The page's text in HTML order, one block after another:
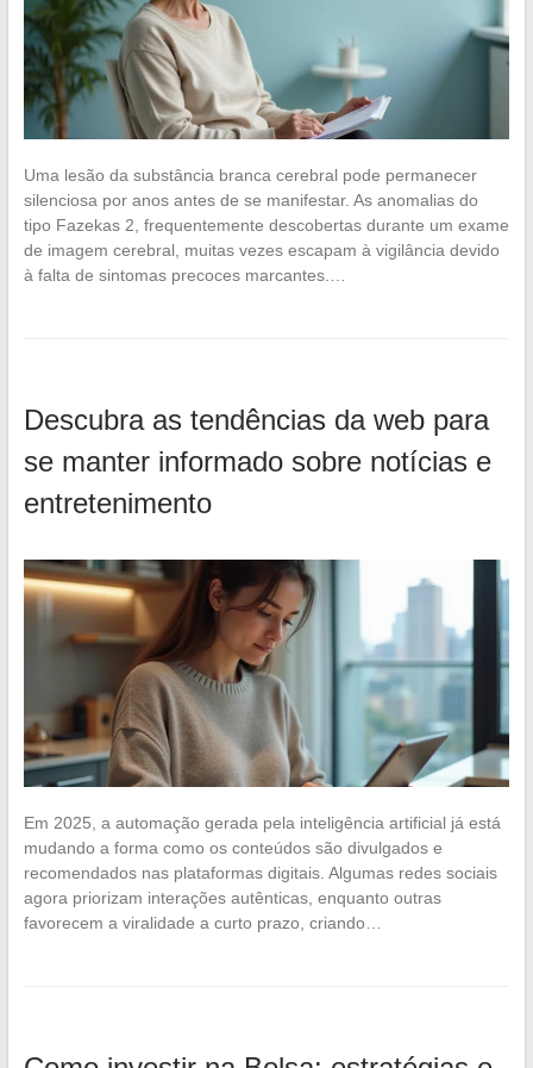
Uma lesão da substância branca cerebral pode permanecer
silenciosa por anos antes de se manifestar. As anomalias do
tipo Fazekas 2, frequentemente descobertas durante um exame
de imagem cerebral, muitas vezes escapam à vigilância devido
à falta de sintomas precoces marcantes.…
Descubra as tendências da web para
se manter informado sobre notícias e
entretenimento
Em 2025, a automação gerada pela inteligência artificial já está
mudando a forma como os conteúdos são divulgados e
recomendados nas plataformas digitais. Algumas redes sociais
agora priorizam interações autênticas, enquanto outras
favorecem a viralidade a curto prazo, criando…